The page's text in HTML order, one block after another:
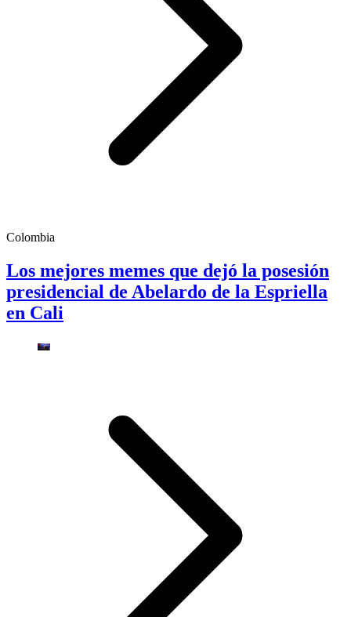
Colombia
Los mejores memes que dejó la posesión
presidencial de Abelardo de la Espriella
en Cali